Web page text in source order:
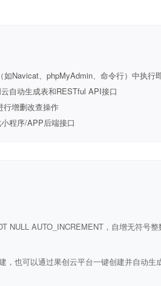
Navicat、phpMyAdmin、命令行）中执行
自动生成表和RESTful API接口
行增删改查操作
程序/APP后端接口
NULL AUTO_INCREMENT，自增无符号整
也可以通过果创云平台一键创建并自动生